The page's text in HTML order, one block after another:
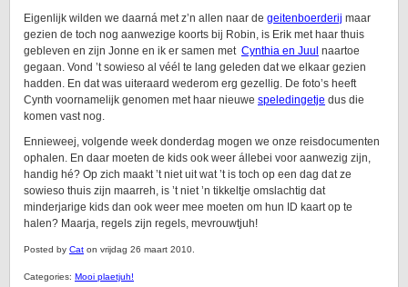
Eigenlijk wilden we daarná met z’n allen naar de geitenboerderij maar
gezien de toch nog aanwezige koorts bij Robin, is Erik met haar thuis
gebleven en zijn Jonne en ik er samen met Cynthia en Juul naartoe
gegaan. Vond ’t sowieso al véél te lang geleden dat we elkaar gezien
hadden. En dat was uiteraard wederom erg gezellig. De foto’s heeft
Cynth voornamelijk genomen met haar nieuwe speledingetje dus die
komen vast nog.
Ennieweej, volgende week donderdag mogen we onze reisdocumenten
ophalen. En daar moeten de kids ook weer állebei voor aanwezig zijn,
handig hé? Op zich maakt ’t niet uit wat ’t is toch op een dag dat ze
sowieso thuis zijn maarreh, is ’t niet ’n tikkeltje omslachtig dat
minderjarige kids dan ook weer mee moeten om hun ID kaart op te
halen? Maarja, regels zijn regels, mevrouwtjuh!
Posted by Cat on vrijdag 26 maart 2010.
Categories: Mooi plaetjuh!